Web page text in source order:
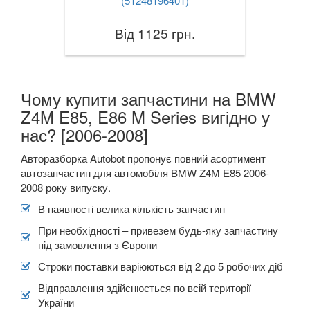
X4M II F98
X5 I E53
X5 II E70
X5M II E70
X5M III F85
X5 IV G05
X6 I E71
Від 1125 грн.
Чому купити запчастини на BMW
Z4M E85, E86 M Series вигідно у
нас? [2006-2008]
Авторазборка Autobot пропонує повний асортимент
автозапчастин для автомобіля BMW Z4M Е85 2006-
2008 року випуску.
В наявності велика кількість запчастин
При необхідності – привезем будь-яку запчастину
під замовлення з Європи
Строки поставки варіюються від 2 до 5 робочих діб
Відправлення здійснюється по всій території
України